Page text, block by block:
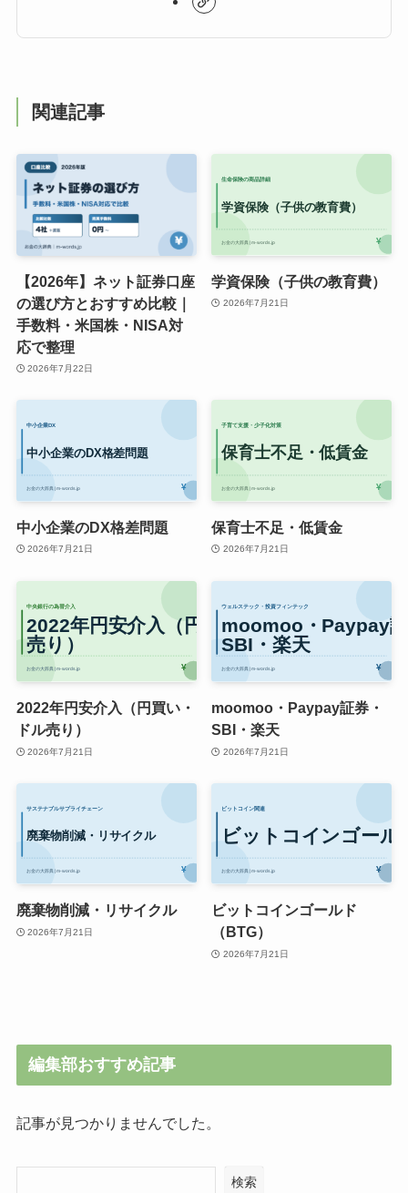
関連記事
【2026年】ネット証券口座
の選び方とおすすめ比較｜
手数料・米国株・NISA対
応で整理
2026年7月22日
学資保険（子供の教育費）
2026年7月21日
中小企業のDX格差問題
2026年7月21日
保育士不足・低賃金
2026年7月21日
2022年円安介入（円買い・
ドル売り）
2026年7月21日
moomoo・Paypay証券・
SBI・楽天
2026年7月21日
廃棄物削減・リサイクル
2026年7月21日
ビットコインゴールド
（BTG）
2026年7月21日
編集部おすすめ記事
記事が見つかりませんでした。
検索